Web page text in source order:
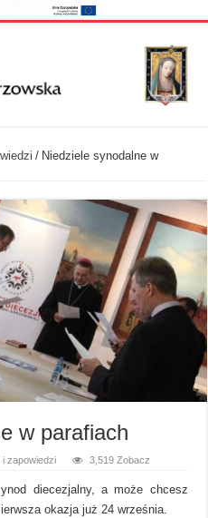
/ Niedziele synodalne w
w parafiach
i zapowiedzi 3,519 Zobacz
diecezjalny, a może chcesz
okazja już 24 września.